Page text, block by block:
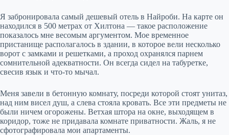
Я забронировала самый дешевый отель в Найроби. На карте он
находился в 500 метрах от Хилтона — такое расположение
показалось мне весомым аргументом. Мое временное
пристанище располагалось в здании, в которое вели несколько
ворот с замками и решетками, а проход охранялся парнем
сомнительной адекватности. Он всегда сидел на табуретке,
свесив язык и что-то мычал.
Меня завели в бетонную комнату, посреди которой стоят унитаз,
над ним висел душ, а слева стояла кровать. Все эти предметы не
были ничем огорожены. Ветхая штора на окне, выходящем в
коридор, тоже не придавала комнате приватности. Жаль, я не
сфотографировала мои апартаменты.